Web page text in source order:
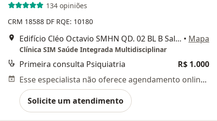
134 opiniões
CRM 18588 DF RQE: 10180
Edifício Cléo Octavio SMHN QD. 02 BL B Sala 1006, Brasília • Mapa
Clínica SIM Saúde Integrada Multidisciplinar
Primeira consulta Psiquiatria
R$ 1.000
Esse especialista não oferece agendamento online para esse endereço.
Solicite um atendimento